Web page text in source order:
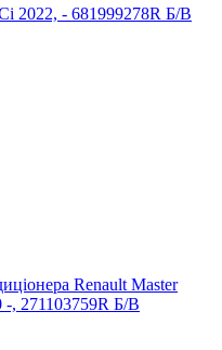
2022, - 681999278R Б/В
Renault Master
-, 271103759R Б/В